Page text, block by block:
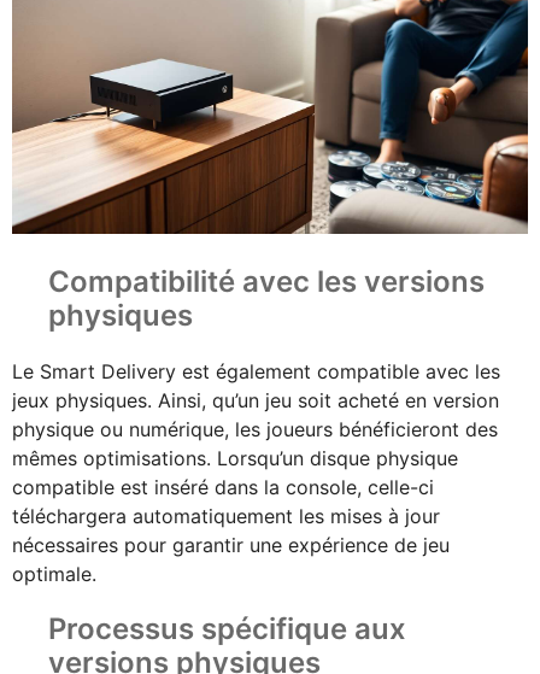
Compatibilité avec les versions
physiques
Le Smart Delivery est également compatible avec les
jeux physiques. Ainsi, qu’un jeu soit acheté en version
physique ou numérique, les joueurs bénéficieront des
mêmes optimisations. Lorsqu’un disque physique
compatible est inséré dans la console, celle-ci
téléchargera automatiquement les mises à jour
nécessaires pour garantir une expérience de jeu
optimale.
Processus spécifique aux
versions physiques